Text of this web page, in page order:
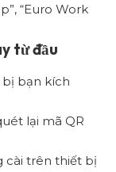
“Euro Work
từ đầu
bạn kích
lại mã QR
cài trên thiết bị